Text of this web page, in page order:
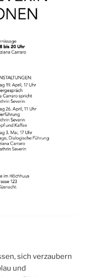
sich verzaubern
und